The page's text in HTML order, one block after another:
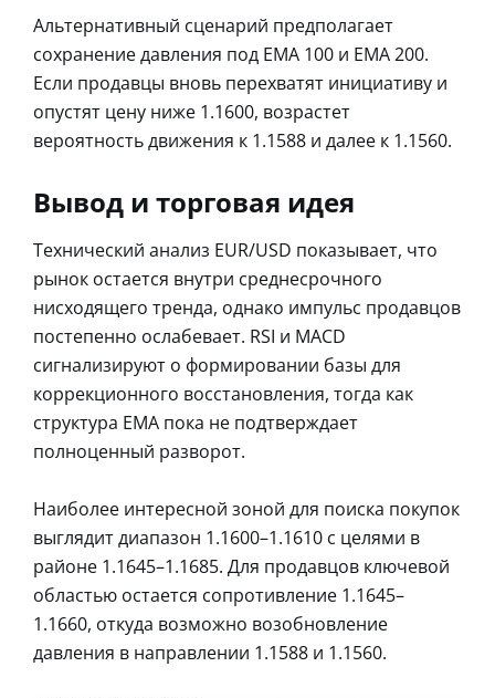
Альтернативный сценарий предполагает
сохранение давления под EMA 100 и EMA 200.
Если продавцы вновь перехватят инициативу и
опустят цену ниже 1.1600, возрастет
вероятность движения к 1.1588 и далее к 1.1560.
Вывод и торговая идея
Технический анализ EUR/USD показывает, что
рынок остается внутри среднесрочного
нисходящего тренда, однако импульс продавцов
постепенно ослабевает. RSI и MACD
сигнализируют о формировании базы для
коррекционного восстановления, тогда как
структура EMA пока не подтверждает
полноценный разворот.
Наиболее интересной зоной для поиска покупок
выглядит диапазон 1.1600–1.1610 с целями в
районе 1.1645–1.1685. Для продавцов ключевой
областью остается сопротивление 1.1645–
1.1660, откуда возможно возобновление
давления в направлении 1.1588 и 1.1560.